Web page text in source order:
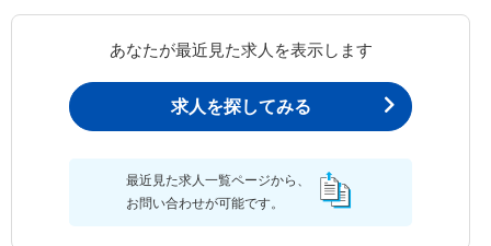
あなたが最近見た求人を表示します
求人を探してみる
最近見た求人一覧ページから、
お問い合わせが可能です。